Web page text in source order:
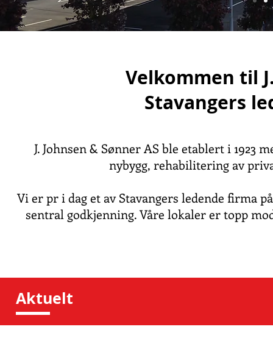
Velkommen til
Stavangers
J. Johnsen & Sønner AS ble etablert i 1923
nybygg, rehabilitering av
Vi er pr i dag et av Stavangers ledende firma
sentral godkjenning. Våre lokaler er topp
Aktuelt